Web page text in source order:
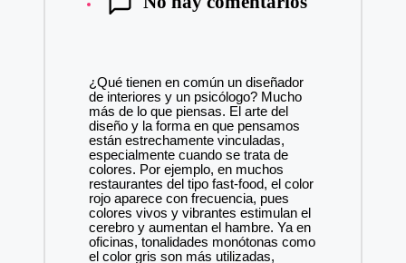
¿Qué tienen en común un diseñador
de interiores y un psicólogo? Mucho
más de lo que piensas. El arte del
diseño y la forma en que pensamos
están estrechamente vinculadas,
especialmente cuando se trata de
colores. Por ejemplo, en muchos
restaurantes del tipo fast-food, el color
rojo aparece con frecuencia, pues
colores vivos y vibrantes estimulan el
cerebro y aumentan el hambre. Ya en
oficinas, tonalidades monótonas como
el color gris son más utilizadas,